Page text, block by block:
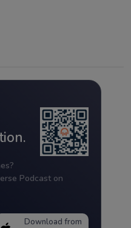
Podcast on
Download from